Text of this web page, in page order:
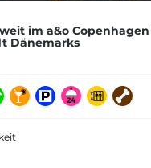
im a&o
Dänemarks